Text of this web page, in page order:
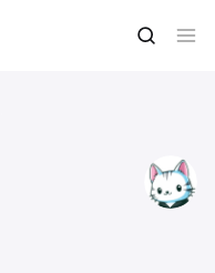
Kup PURR
PURR